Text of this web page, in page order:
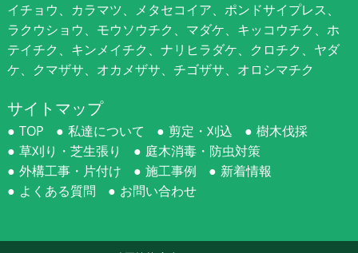
イチョウ、カラマツ、メタセコイア、ポンドサイプレス、
ラクウショウ、モウソウチク、マダケ、キッコウチク、ホ
テイチク、キンメイチク、ナリヒラダケ、クロチク、ヤダ
ケ、クマザサ、オカメザサ、チゴザサ、オロシマチク
サイトマップ
TOP 私達について 剪定・刈込
樹木伐採
草刈り・芝生張り
庭木消毒・防虫対策
外構工事・片付け
施工事例
新着情報
よくある質問
お問い合わせ